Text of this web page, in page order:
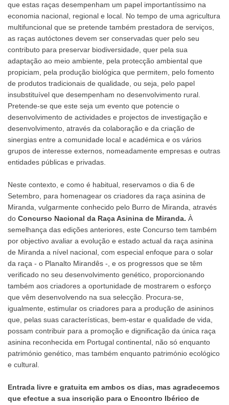
que estas raças desempenham um papel importantíssimo na
economia nacional, regional e local. No tempo de uma agricultura
multifuncional que se pretende também prestadora de serviços,
as raças autóctones devem ser conservadas quer pelo seu
contributo para preservar biodiversidade, quer pela sua
adaptação ao meio ambiente, pela protecção ambiental que
propiciam, pela produção biológica que permitem, pelo fomento
de produtos tradicionais de qualidade, ou seja, pelo papel
insubstituível que desempenham no desenvolvimento rural.
Pretende-se que este seja um evento que potencie o
desenvolvimento de actividades e projectos de investigação e
desenvolvimento, através da colaboração e da criação de
sinergias entre a comunidade local e académica e os vários
grupos de interesse externos, nomeadamente empresas e outras
entidades públicas e privadas.
Neste contexto, e como é habitual, reservamos o dia 6 de
Setembro, para homenagear os criadores da raça asinina de
Miranda, vulgarmente conhecido pelo Burro de Miranda, através
do Concurso Nacional da Raça Asinina de Miranda. À
semelhança das edições anteriores, este Concurso tem também
por objectivo avaliar a evolução e estado actual da raça asinina
de Miranda a nível nacional, com especial enfoque para o solar
da raça - o Planalto Mirandês -, e os progressos que se têm
verificado no seu desenvolvimento genético, proporcionando
também aos criadores a oportunidade de mostrarem o esforço
que vêm desenvolvendo na sua selecção. Procura-se,
igualmente, estimular os criadores para a produção de asininos
que, pelas suas características, bem-estar e qualidade de vida,
possam contribuir para a promoção e dignificação da única raça
asinina reconhecida em Portugal continental, não só enquanto
património genético, mas também enquanto património ecológico
e cultural.
Entrada livre e gratuita em ambos os dias, mas agradecemos
que efectue a sua inscrição para o Encontro Ibérico de